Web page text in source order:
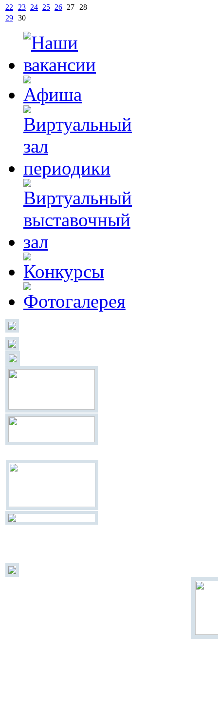
22
23 24 25 26 27
28
29 30